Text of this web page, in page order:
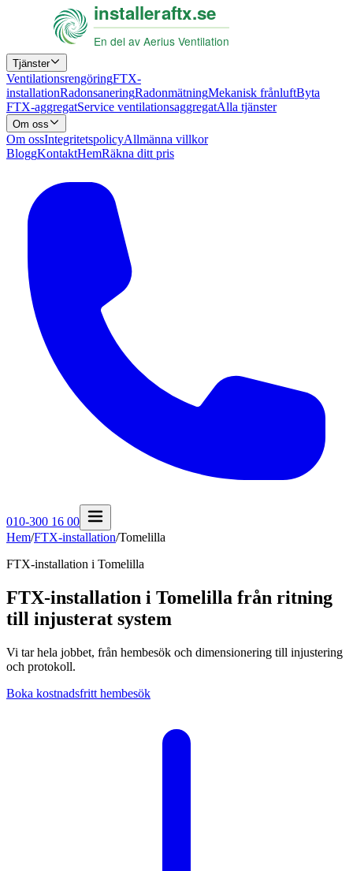
Tjänster
VentilationsrengöringFTX-
installationRadonsaneringRadonmätningMekanisk frånluftByta
FTX-aggregatService ventilationsaggregatAlla tjänster
Om oss
Om ossIntegritetspolicyAllmänna villkor
BloggKontaktHemRäkna ditt pris
010-300 16 00
Hem/FTX-installation/Tomelilla
FTX-installation i Tomelilla
FTX-installation i Tomelilla från ritning
till injusterat system
Vi tar hela jobbet, från hembesök och dimensionering till injustering
och protokoll.
Boka kostnadsfritt hembesök